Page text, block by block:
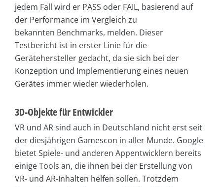
jedem Fall wird er PASS oder FAIL, basierend auf
der Performance im Vergleich zu
bekannten Benchmarks, melden. Dieser
Testbericht ist in erster Linie für die
Gerätehersteller gedacht, da sie sich bei der
Konzeption und Implementierung eines neuen
Gerätes immer wieder wiederholen.
3D-Objekte für Entwickler
VR und AR sind auch in Deutschland nicht erst seit
der diesjährigen Gamescon in aller Munde. Google
bietet Spiele- und anderen Appentwicklern bereits
einige Tools an, die ihnen bei der Erstellung von
VR- und AR-Inhalten helfen sollen. Trotzdem